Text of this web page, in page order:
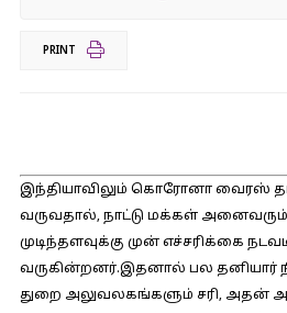
PRINT
இந்தியாவிலும் கொரோனா வைரஸ்
வருவதால், நாட்டு மக்கள்
முடிந்தளவுக்கு முன் எச்சரிக்கை
வருகின்றனர்.இதனால் பல தனியார்
துறை அலுவலகங்களும் சரி, அதன்